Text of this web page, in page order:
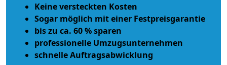
Keine versteckten Kosten
Sogar möglich mit einer Festpreisgarantie
bis zu ca. 60 % sparen
professionelle Umzugsunternehmen
schnelle Auftragsabwicklung